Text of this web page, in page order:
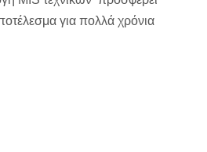
για πολλά χρόνια